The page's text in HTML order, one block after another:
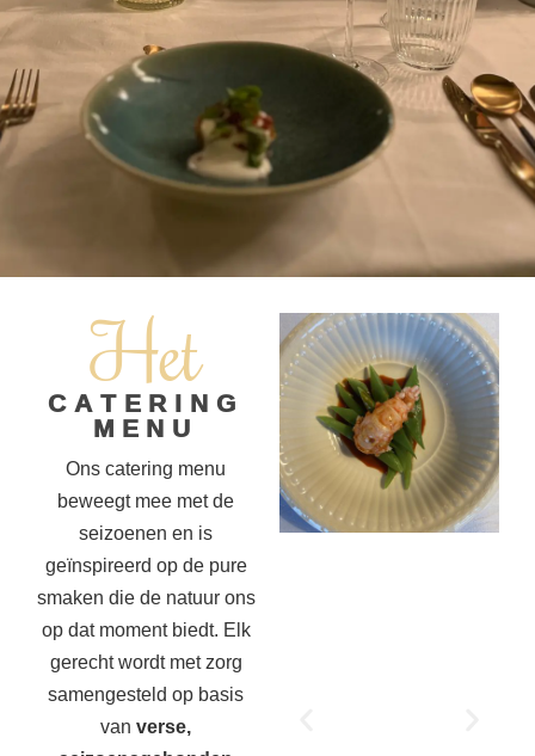
Het
CATERING
MENU
Ons catering menu
beweegt mee met de
seizoenen en is
geïnspireerd op de pure
smaken die de natuur ons
op dat moment biedt. Elk
gerecht wordt met zorg
samengesteld op basis
van verse,